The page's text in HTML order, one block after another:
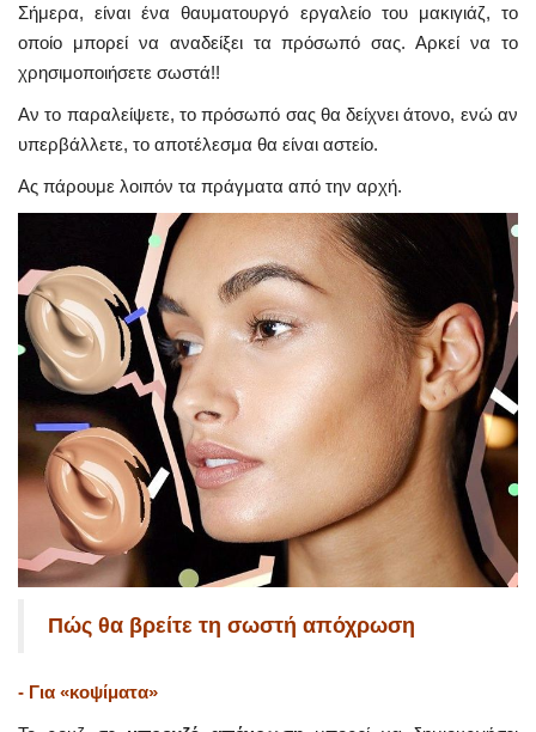
Σήμερα, είναι ένα θαυματουργό εργαλείο του μακιγιάζ, το
οποίο μπορεί να αναδείξει τα πρόσωπό σας. Αρκεί να το
χρησιμοποιήσετε σωστά!!
Αν το παραλείψετε, το πρόσωπό σας θα δείχνει άτονο, ενώ αν
υπερβάλλετε, το αποτέλεσμα θα είναι αστείο.
Ας πάρουμε λοιπόν τα πράγματα από την αρχή.
Πώς θα βρείτε τη σωστή απόχρωση
- Για «κοψίματα»